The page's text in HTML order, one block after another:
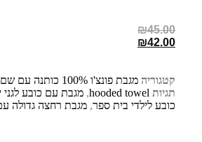
₪45.00
₪42.00
קטגוריה מגבת פונצ'ו 100% כותנה עם שם 42-45 שח
תגיות hooded towel
, מגבת עם כובע לגני
כובע לילדי בית ספר, מגבת רחצה גדולה